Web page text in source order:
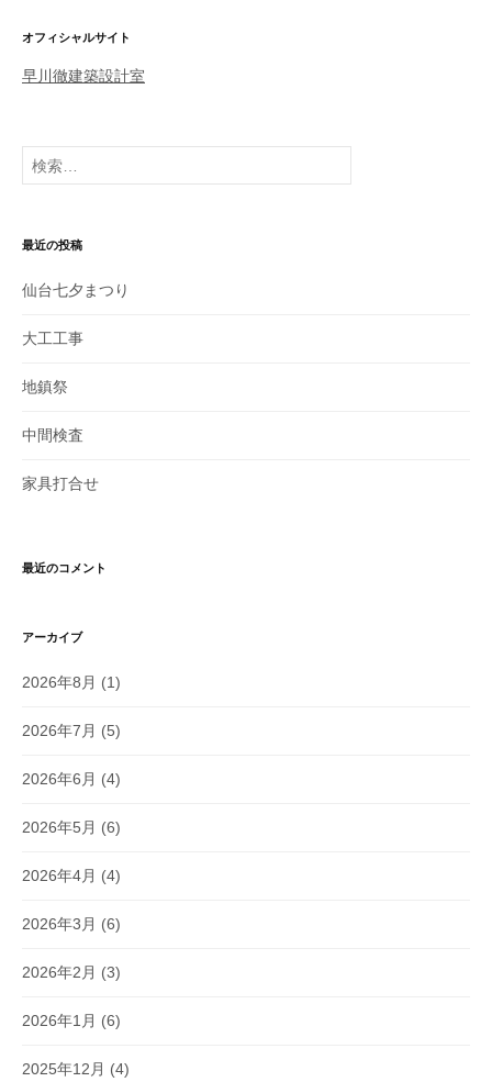
ゲ
ー
ョ
ン
オフィシャルサイト
早川徹建築設計室
検
索
最近の投稿
仙台七夕まつり
大工工事
地鎮祭
中間検査
家具打合せ
最近のコメント
アーカイブ
2026年8月 (1)
2026年7月 (5)
2026年6月 (4)
2026年5月 (6)
2026年4月 (4)
2026年3月 (6)
2026年2月 (3)
2026年1月 (6)
2025年12月 (4)